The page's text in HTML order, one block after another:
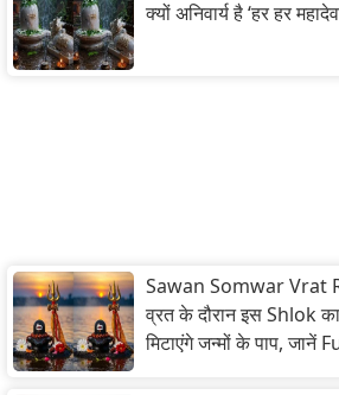
क्यों अनिवार्य है ‘हर हर
Sawan Somwar Vrat
व्रत के दौरान इस Shlok का
मिटाएंगे जन्मों के पाप, जानें